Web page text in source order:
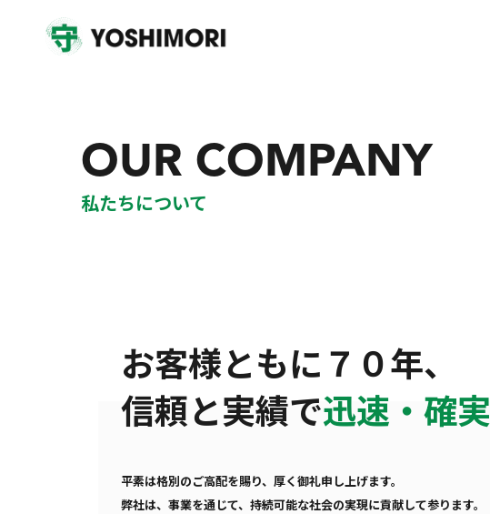
OUR COMPANY
私たちについて
お客様ともに７０年、
信頼と実績で迅速・確実
平素は格別のご高配を賜り、厚く御礼申し上げます。
弊社は、事業を通じて、持続可能な社会の実現に貢献して参ります。